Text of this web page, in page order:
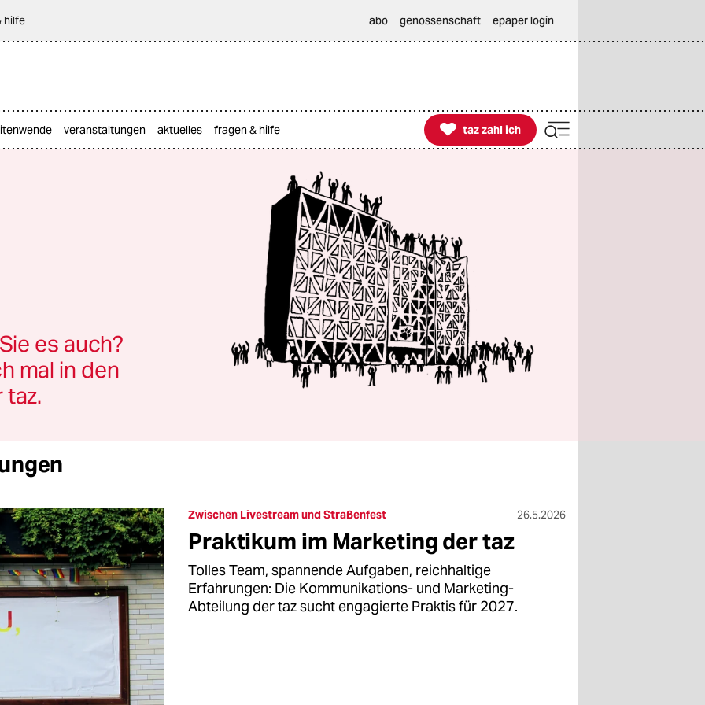
hilfe abo genossenschaft epaper login
veranstaltungen aktuelles fragen & hilfe 
taz zahl ich
taz zahl ich
es auch?
mal in den
Zwischen Livestream und Straßenfest 26.5.2026
Praktikum im Marketing der taz
Tolles Team, spannende Aufgaben, reichhaltige
Erfahrungen: Die Kommunikations- und Marketing-
Abteilung der taz sucht engagierte Praktis für 2027.